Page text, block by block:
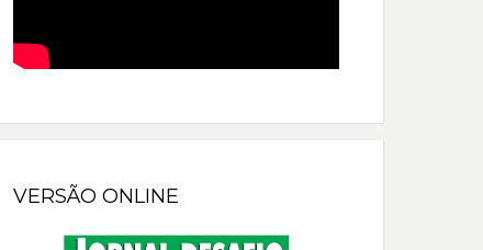
VERSÃO ONLINE